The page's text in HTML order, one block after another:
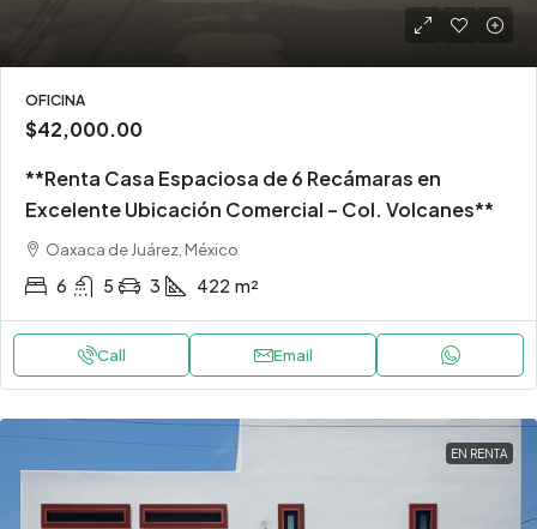
OFICINA
$42,000.00
**Renta Casa Espaciosa de 6 Recámaras en
Excelente Ubicación Comercial – Col. Volcanes**
Oaxaca de Juárez, México
6 5 3 422 m²
Call Email
EN RENTA